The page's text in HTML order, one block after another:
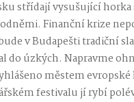
střídají vysušující
Finanční krize
v Budapešti tradiční
do úzkých. Napravme
městem
festivalu jí rybí